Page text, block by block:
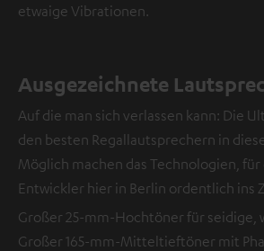
etwaige Vibrationen.
Ausgezeichnete
Auf die man sich verlassen kann: Die
den besten Regallautsprechern in
Möglich machen das Technologien, für
Entwickler hier in Berlin ordentlich ins
Großer 25-mm-Hochtöner für seidige,
Großer 165-mm-Mitteltieftöner mit